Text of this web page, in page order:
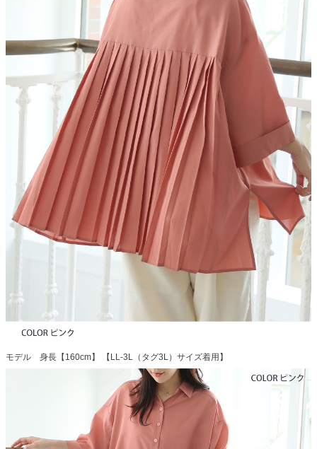
モデル 身長【160cm】 【LL-3L（タグ3L）サイズ着用】